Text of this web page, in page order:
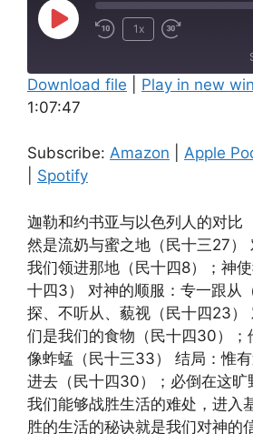
Play
1x
Amazon
RSS FEED
SHARE
LINK
EMBED
Download file Play in new
1:07:47
Subscribe: Amazon Apple
Spotify
迦勒和约书亚与以色列人的对
然是流奶与蜜之地（民十三27）
我们领进那地（民十四8）；神
十四3） 对神的顺服：专一跟从
探、不听从、藐视（民十四23）
们是我们的食物（民十四30）；
像蚱蜢（民十三33） 结局：惟
进去（民十四30）；必倒在这
我们能够战胜生活的难处，进入
胜的生活的秘诀就是我们对神的